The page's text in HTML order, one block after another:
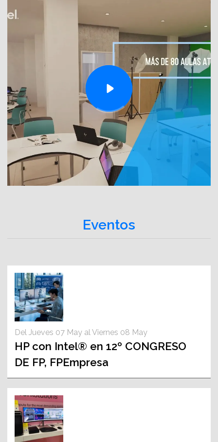
Eventos
Del Jueves 07 May al Viernes 08 May
HP con Intel® en 12º CONGRESO
DE FP, FPEmpresa